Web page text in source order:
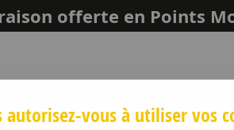
offerte en Points
autorisez-vous à utiliser vos